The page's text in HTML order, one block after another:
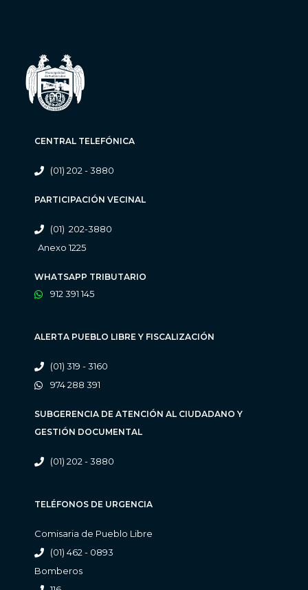
CENTRAL TELEFÓNICA
(01) 202 - 3880
PARTICIPACIÓN VECINAL
(01) 202-3880
Anexo 1225
WHATSAPP TRIBUTARIO
912 391 145
ALERTA PUEBLO LIBRE Y FISCALIZACIÓN
(01) 319 - 3160
974 288 391
SUBGERENCIA DE ATENCIÓN AL CIUDADANO Y
GESTIÓN DOCUMENTAL
(01) 202 - 3880
TELÉFONOS DE URGENCIA
Comisaria de Pueblo Libre
(01) 462 - 0893
Bomberos